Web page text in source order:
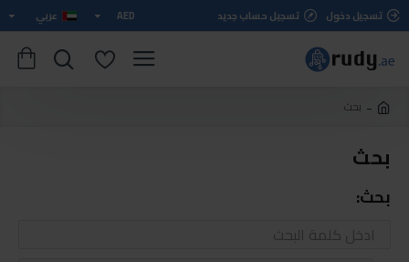
تسجيل دخول تسجيل حساب جديد AED عربي
بحث
بحث
بحث: